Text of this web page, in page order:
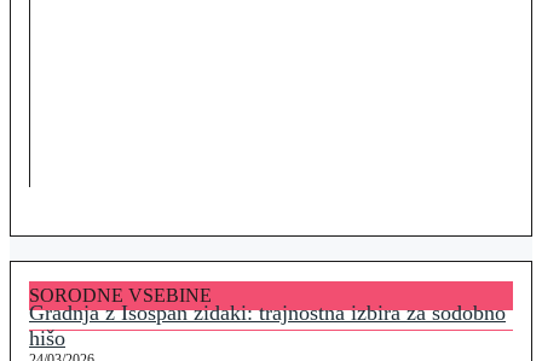
SORODNE VSEBINE
Gradnja z Isospan zidaki: trajnostna izbira za sodobno
hišo